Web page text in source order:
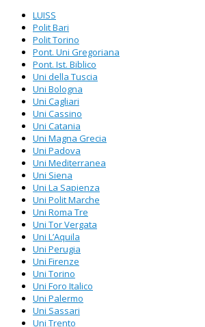
LUISS
Polit Bari
Polit Torino
Pont. Uni Gregoriana
Pont. Ist. Biblico
Uni della Tuscia
Uni Bologna
Uni Cagliari
Uni Cassino
Uni Catania
Uni Magna Grecia
Uni Padova
Uni Mediterranea
Uni Siena
Uni La Sapienza
Uni Polit Marche
Uni Roma Tre
Uni Tor Vergata
Uni L’Aquila
Uni Perugia
Uni Firenze
Uni Torino
Uni Foro Italico
Uni Palermo
Uni Sassari
Uni Trento